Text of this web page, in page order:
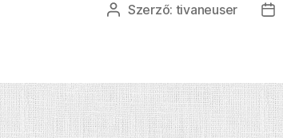
Bejegyzés
Szerző: tivaneuser